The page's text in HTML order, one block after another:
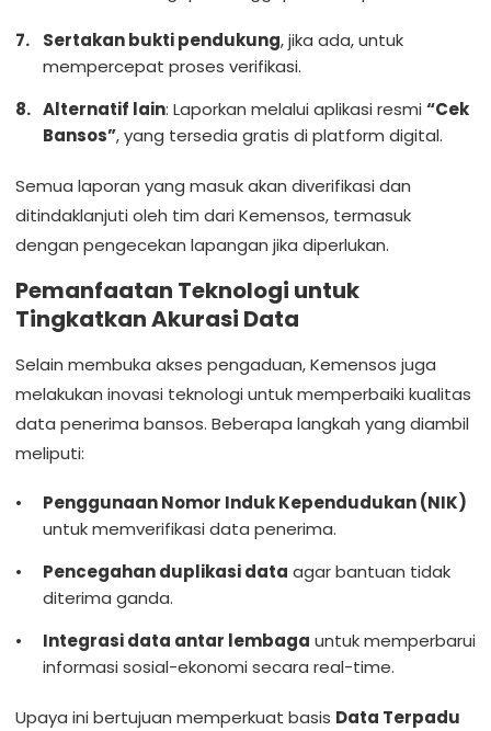
Sertakan bukti pendukung, jika ada, untuk
mempercepat proses verifikasi.
Alternatif lain: Laporkan melalui aplikasi resmi “Cek
Bansos”, yang tersedia gratis di platform digital.
Semua laporan yang masuk akan diverifikasi dan
ditindaklanjuti oleh tim dari Kemensos, termasuk
dengan pengecekan lapangan jika diperlukan.
Pemanfaatan Teknologi untuk
Tingkatkan Akurasi Data
Selain membuka akses pengaduan, Kemensos juga
melakukan inovasi teknologi untuk memperbaiki kualitas
data penerima bansos. Beberapa langkah yang diambil
meliputi:
Penggunaan Nomor Induk Kependudukan (NIK)
untuk memverifikasi data penerima.
Pencegahan duplikasi data agar bantuan tidak
diterima ganda.
Integrasi data antar lembaga untuk memperbarui
informasi sosial-ekonomi secara real-time.
Upaya ini bertujuan memperkuat basis Data Terpadu